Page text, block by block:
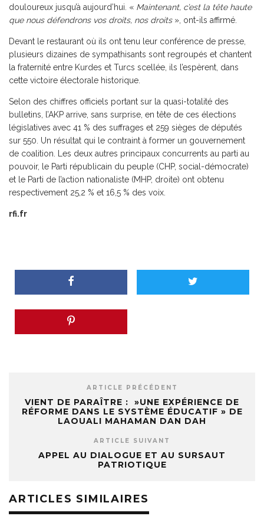
douloureux jusqu’à aujourd’hui. « Maintenant, c’est la tête haute
que nous défendrons vos droits, nos droits», ont-ils affirmé.
Devant le restaurant où ils ont tenu leur conférence de presse,
plusieurs dizaines de sympathisants sont regroupés et chantent
la fraternité entre Kurdes et Turcs scellée, ils l’espèrent, dans
cette victoire électorale historique.
Selon des chiffres officiels portant sur la quasi-totalité des
bulletins, l’AKP arrive, sans surprise, en tête de ces élections
législatives avec 41 % des suffrages et 259 sièges de députés
sur 550. Un résultat qui le contraint à former un gouvernement
de coalition. Les deux autres principaux concurrents au parti au
pouvoir, le Parti républicain du peuple (CHP, social-démocrate)
et le Parti de l’action nationaliste (MHP, droite) ont obtenu
respectivement 25,2 % et 16,5 % des voix.
rfi.fr
ARTICLE PRÉCÉDENT
VIENT DE PARAÎTRE : »UNE EXPÉRIENCE DE
RÉFORME DANS LE SYSTÈME ÉDUCATIF » DE
LAOUALI MAHAMAN DAN DAH
ARTICLE SUIVANT
APPEL AU DIALOGUE ET AU SURSAUT
PATRIOTIQUE
ARTICLES SIMILAIRES